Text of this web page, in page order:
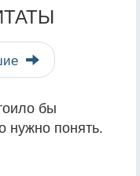
бы
нужно понять.